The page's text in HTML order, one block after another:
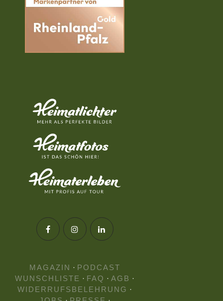
MAGAZIN · PODCAST
WUNSCHLISTE · FAQ · AGB ·
WIDERRUFSBELEHRUNG ·